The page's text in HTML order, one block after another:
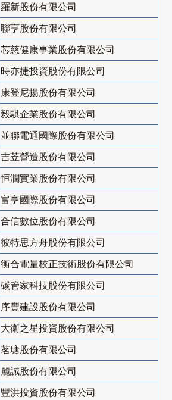
羅新股份有限公司
聯亨股份有限公司
芯慈健康事業股份有限公司
時亦捷投資股份有限公司
康登尼揚股份有限公司
毅騏企業股份有限公司
並聯電通國際股份有限公司
吉苙營造股份有限公司
恒潤實業股份有限公司
富亨國際股份有限公司
合信數位股份有限公司
彼特思方舟股份有限公司
衡合電量校正技術股份有限公司
碳管家科技股份有限公司
序豐建設股份有限公司
大衛之星投資股份有限公司
茗瑭股份有限公司
麗誠股份有限公司
豐洪投資股份有限公司